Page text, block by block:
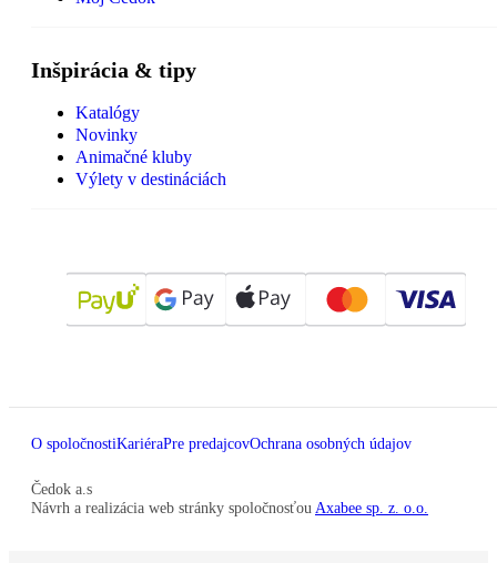
Inšpirácia & tipy
Katalógy
Novinky
Animačné kluby
Výlety v destináciách
O spoločnostiKariéraPre predajcovOchrana osobných údajov
Čedok a.s
Návrh a realizácia web stránky spoločnosťou Axabee sp. z. o.o.